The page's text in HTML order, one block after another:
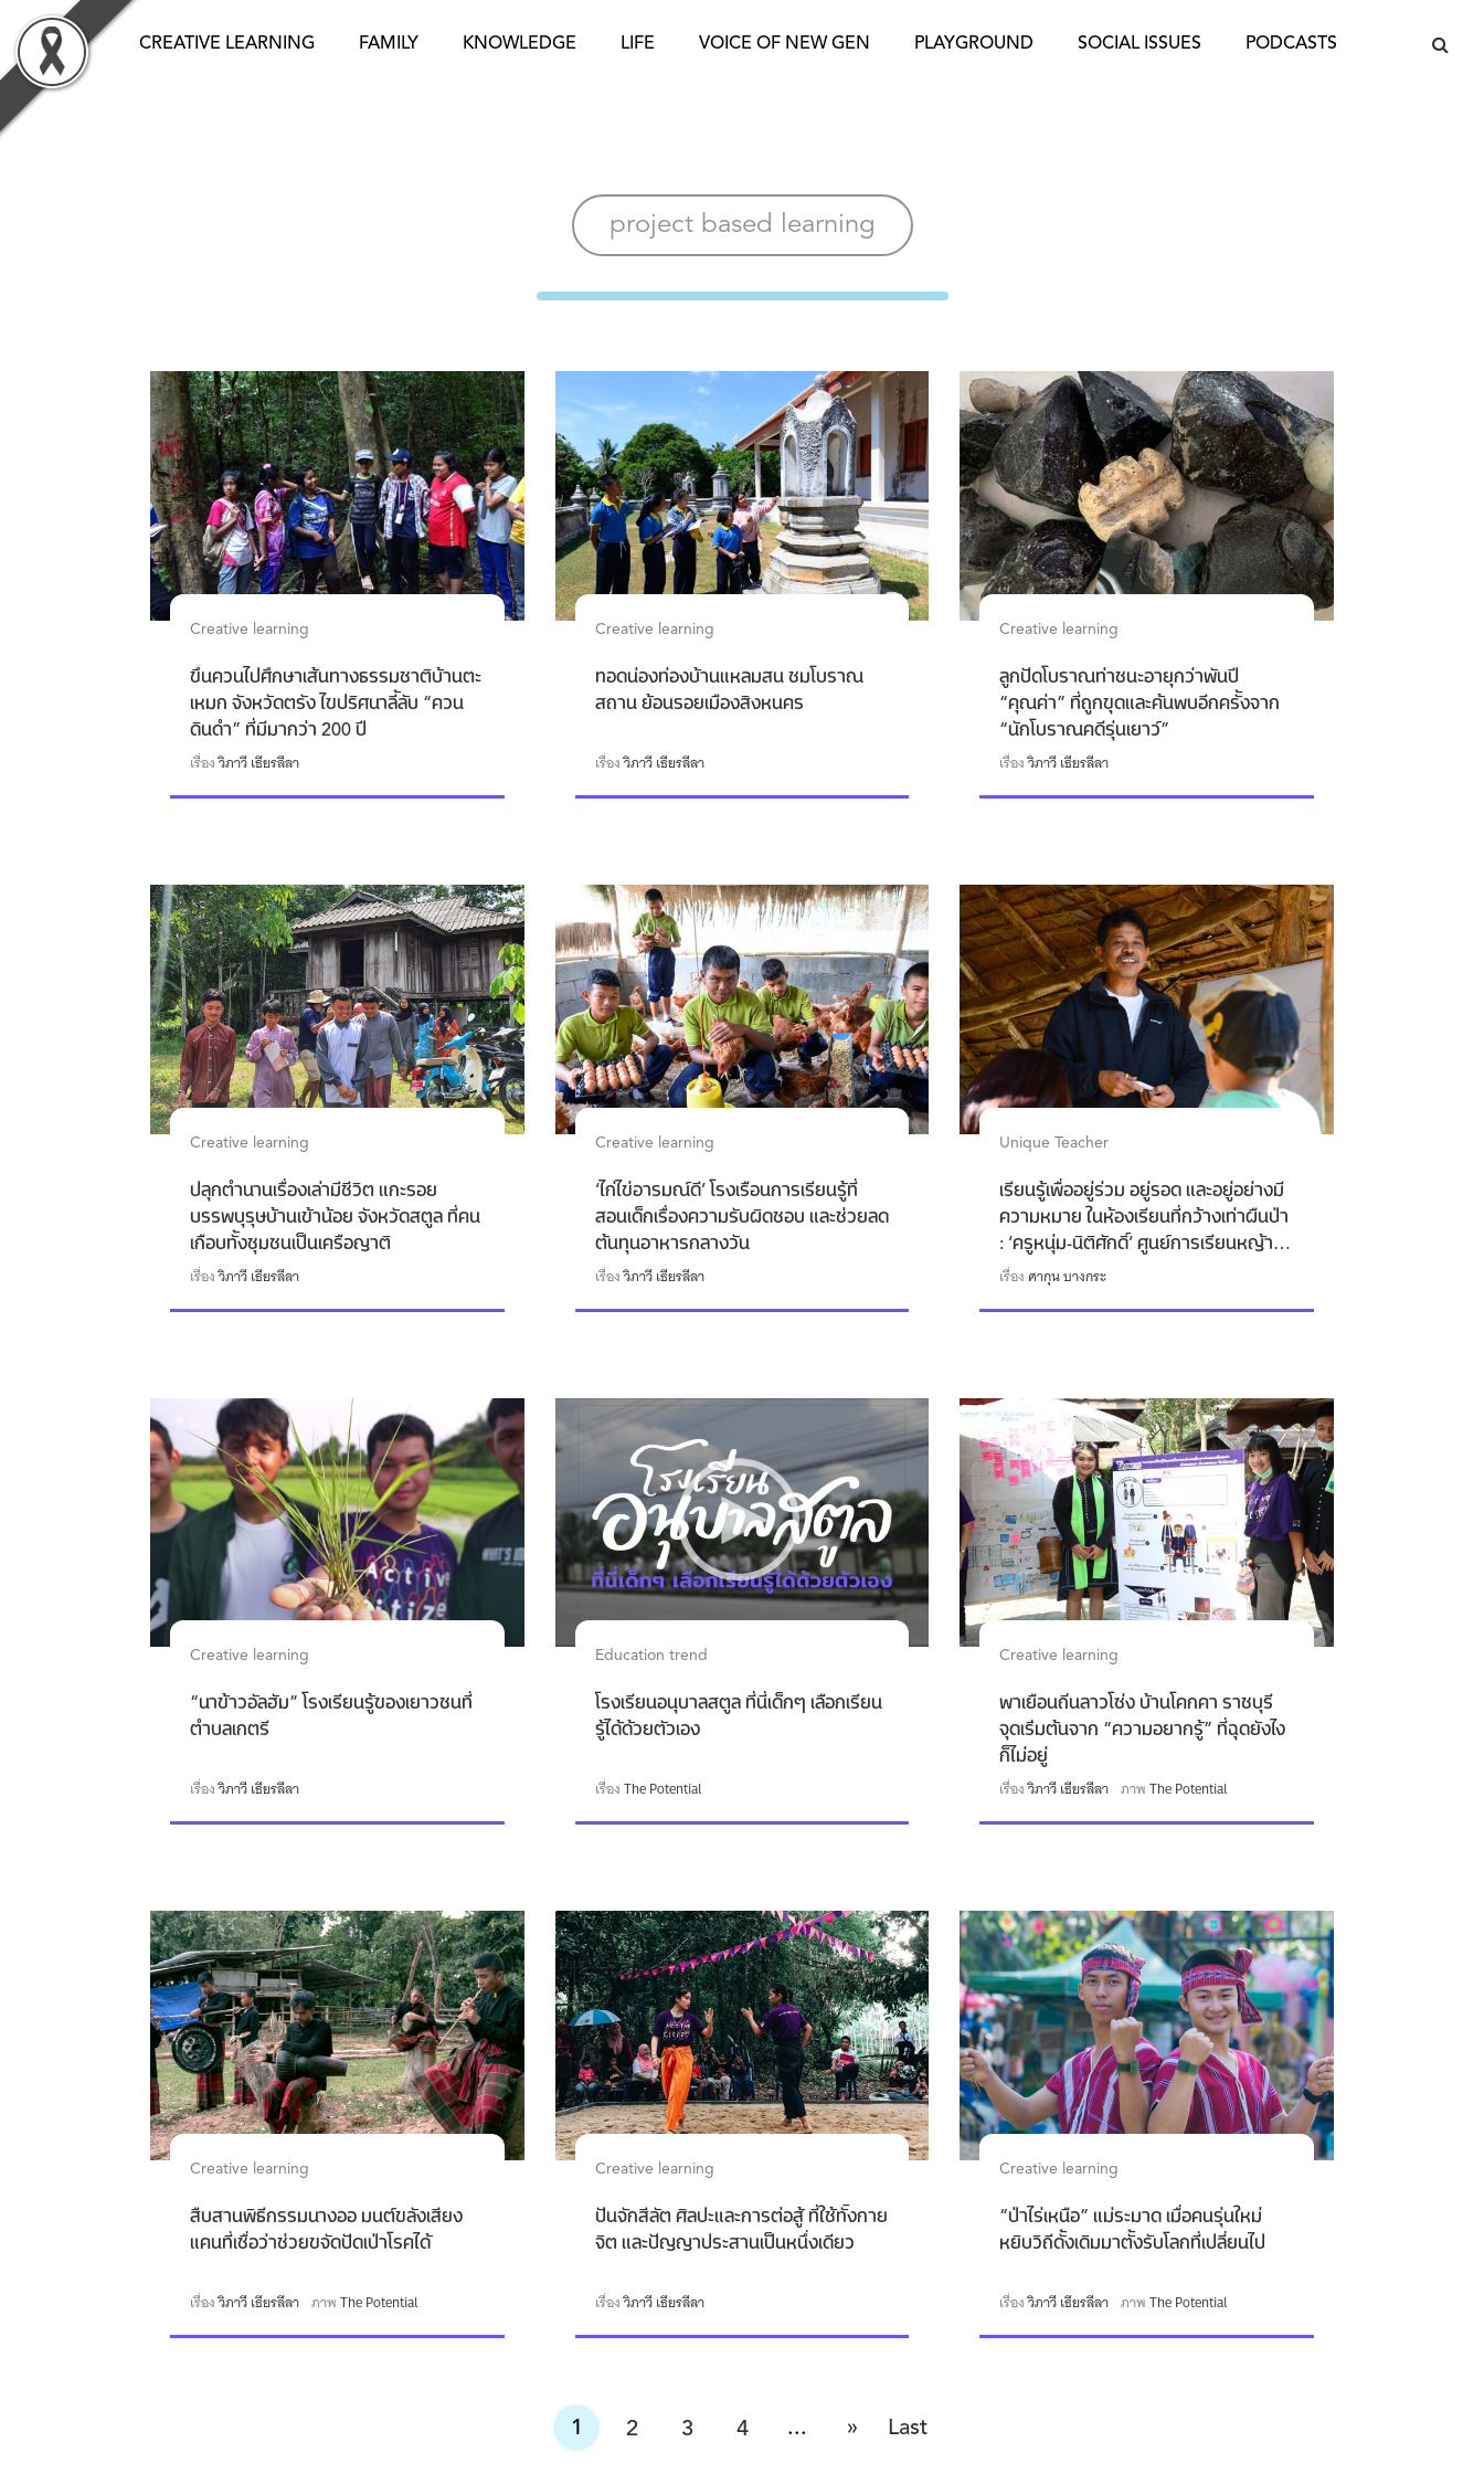
content
CREATIVE LEARNING FAMILY KNOWLEDGE LIFE VOICE OF NEW GEN PLAYGROUND SOCIAL ISSUES PODCASTS
project based learning
Creative learning
ขึ้นควนไปศึกษาเส้นทางธรรมชาติบ้านตะ
เหมก จังหวัดตรัง ไขปริศนาลี้ลับ “ควน
ดินดำ” ที่มีมากว่า 200 ปี
เรื่องวิภาวี เธียรลีลา
Creative learning
ทอดน่องท่องบ้านแหลมสน ชมโบราณ
สถาน ย้อนรอยเมืองสิงหนคร
เรื่องวิภาวี เธียรลีลา
Creative learning
ลูกปัดโบราณท่าชนะอายุกว่าพันปี
“คุณค่า” ที่ถูกขุดและค้นพบอีกครั้งจาก
“นักโบราณคดีรุ่นเยาว์”
เรื่องวิภาวี เธียรลีลา
Creative learning
ปลุกตำนานเรื่องเล่ามีชีวิต แกะรอย
บรรพบุรุษบ้านเข้าน้อย จังหวัดสตูล ที่คน
เกือบทั้งชุมชนเป็นเครือญาติ
เรื่องวิภาวี เธียรลีลา
Creative learning
‘ไก่ไข่อารมณ์ดี’ โรงเรือนการเรียนรู้ที่
สอนเด็กเรื่องความรับผิดชอบ และช่วยลด
ต้นทุนอาหารกลางวัน
เรื่องวิภาวี เธียรลีลา
Unique Teacher
เรียนรู้เพื่ออยู่ร่วม อยู่รอด และอยู่อย่างมี
ความหมาย ในห้องเรียนที่กว้างเท่าผืนป่า
: ‘ครูหนุ่ม-นิติศักดิ์’ ศูนย์การเรียนหญ้า
แพรกสาละวิน
เรื่อง ศากุน บางกระ
Creative learning
“นาข้าวอัลฮัม” โรงเรียนรู้ของเยาวชนที่
ตำบลเกตรี
เรื่องวิภาวี เธียรลีลา
Education trend
โรงเรียนอนุบาลสตูล ที่นี่เด็กๆ เลือกเรียน
รู้ได้ด้วยตัวเอง
เรื่องThe Potential
Creative learning
พาเยือนถิ่นลาวโซ่ง บ้านโคกคา ราชบุรี
จุดเริ่มต้นจาก “ความอยากรู้” ที่ฉุดยังไง
ก็ไม่อยู่
เรื่องวิภาวี เธียรลีลา ภาพThe Potential
Creative learning
สืบสานพิธีกรรมนางออ มนต์ขลังเสียง
แคนที่เชื่อว่าช่วยขจัดปัดเป่าโรคได้
เรื่องวิภาวี เธียรลีลา ภาพThe Potential
Creative learning
ปันจักสีลัต ศิลปะและการต่อสู้ ที่ใช้ทั้งกาย
จิต และปัญญาประสานเป็นหนึ่งเดียว
เรื่องวิภาวี เธียรลีลา
Creative learning
“ป่าไร่เหนือ” แม่ระมาด เมื่อคนรุ่นใหม่
หยิบวิถีดั้งเดิมมาตั้งรับโลกที่เปลี่ยนไป
เรื่องวิภาวี เธียรลีลา ภาพThe Potential
1 2 3 4 ... » Last